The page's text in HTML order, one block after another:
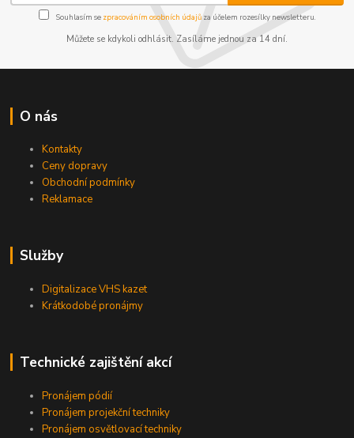
Souhlasím se zpracováním osobních údajůza účelem rozesílky newsletteru.
Můžete se kdykoli odhlásit. Zasíláme jednou za 14 dní.
O nás
Kontakty
Ceny dopravy
Obchodní podmínky
Reklamace
Služby
Digitalizace VHS kazet
Krátkodobé pronájmy
Technické zajištění akcí
Pronájem pódií
Pronájem projekční techniky
Pronájem osvětlovací techniky